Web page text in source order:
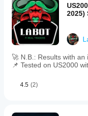
2025)
🚀 N.B.: Results with
📌 Tested on US2000
4.5 (2)